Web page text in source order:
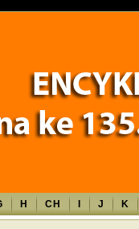
'TXT' (this will throw
H CH J K